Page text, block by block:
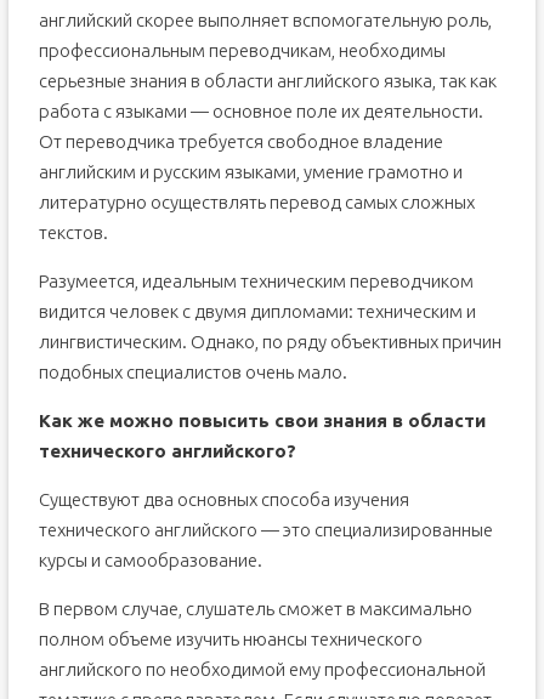
английский скорее выполняет вспомогательную роль,
профессиональным переводчикам, необходимы
серьезные знания в области английского языка, так как
работа с языками — основное поле их деятельности.
От переводчика требуется свободное владение
английским и русским языками, умение грамотно и
литературно осуществлять перевод самых сложных
текстов.
Разумеется, идеальным техническим переводчиком
видится человек с двумя дипломами: техническим и
лингвистическим. Однако, по ряду объективных причин
подобных специалистов очень мало.
Как же можно повысить свои знания в области
технического английского?
Существуют два основных способа изучения
технического английского — это специализированные
курсы и самообразование.
В первом случае, слушатель сможет в максимально
полном объеме изучить нюансы технического
английского по необходимой ему профессиональной